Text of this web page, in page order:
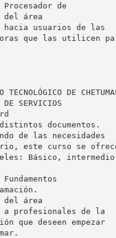
Procesador de
del área
hacia usuarios de las
que las utilicen
TECNOLÓGICO DE CHETUMAL
DE SERVICIOS
documentos.
de las necesidades
este curso se
Básico,
del área
a profesionales de la
que deseen empezar